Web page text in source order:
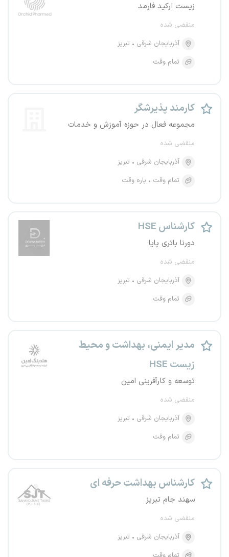
زیست ارکید فارمد
منقضی شده
آذربایجان شرقی
تبریز
تمام وقت
کارمند پذیرشگر
مجموعه فعال در حوزه آموزش و خدمات
منقضی شده
آذربایجان شرقی
تبریز
تمام وقت
پاره وقت
کارشناس HSE
دورنا باتری پایا
منقضی شده
آذربایجان شرقی
تبریز
تمام وقت
مدیر ایمنی، بهداشت و محیط
زیست HSE‌
توسعه و کارآفرینی امین
منقضی شده
آذربایجان شرقی
تبریز
تمام وقت
کارشناس بهداشت حرفه ای
سهند جام تبریز
منقضی شده
آذربایجان شرقی
تبریز